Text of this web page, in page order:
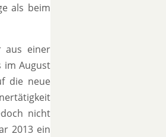
als beim
aus einer
im August
die neue
nicht
2013 ein